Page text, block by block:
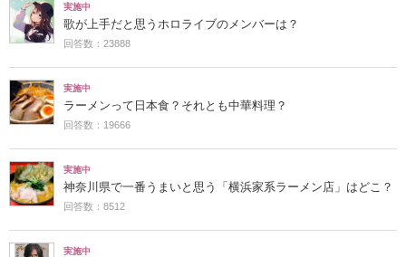
実施中
歌が上手だと思うホロライブのメンバーは？
回答数：23888
実施中
ラーメンって日本食？それとも中華料理？
回答数：19666
実施中
神奈川県で一番うまいと思う「横浜家系ラーメン店」はどこ？
回答数：8512
実施中